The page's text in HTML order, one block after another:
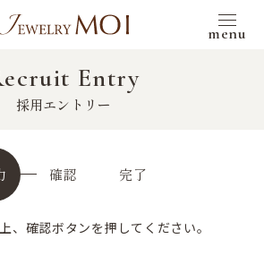
menu
Entry
採用エントリー
確認 完了
、確認ボタンを押してください。